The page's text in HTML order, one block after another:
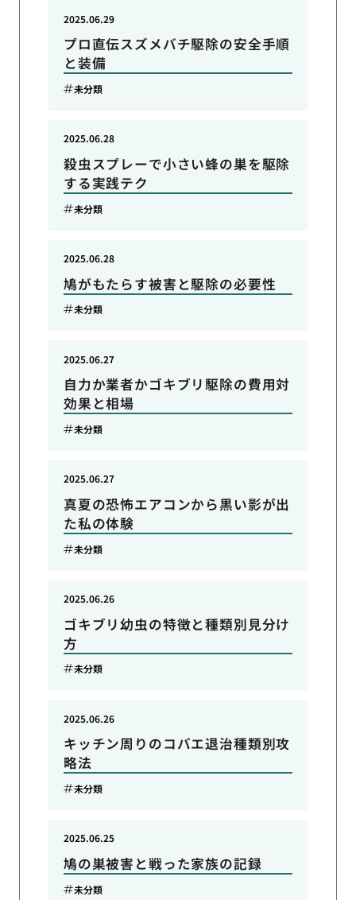
プロ直伝スズメバチ駆除の安全手順
と装備
2025.06.29
未分類
殺虫スプレーで小さい蜂の巣を駆除
する実践テク
2025.06.28
未分類
鳩がもたらす被害と駆除の必要性
2025.06.28
未分類
自力か業者かゴキブリ駆除の費用対
効果と相場
2025.06.27
未分類
真夏の恐怖エアコンから黒い影が出
た私の体験
2025.06.27
未分類
ゴキブリ幼虫の特徴と種類別見分け
方
2025.06.26
未分類
キッチン周りのコバエ退治種類別攻
略法
2025.06.26
未分類
鳩の巣被害と戦った家族の記録
2025.06.25
未分類